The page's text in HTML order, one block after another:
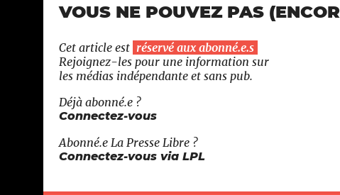
VOUS NE POUVEZ PAS
Cet article est réservé aux abonné.e.s
Rejoignez-les pour une information sur
les médias indépendante et sans pub.
Déjà abonné.e ?
Connectez-vous
Abonné.e La Presse Libre ?
Connectez-vous via LPL